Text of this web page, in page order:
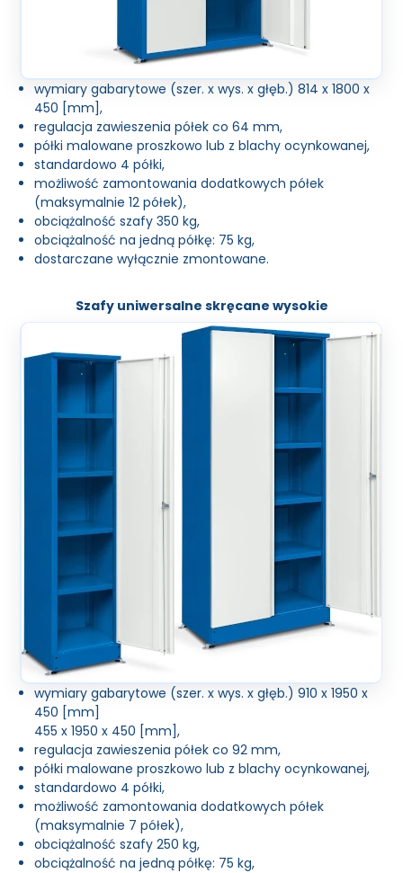
wymiary gabarytowe (szer. x wys. x głęb.) 814 x 1800 x
450 [mm],
regulacja zawieszenia półek co 64 mm,
półki malowane proszkowo lub z blachy ocynkowanej,
standardowo 4 półki,
możliwość zamontowania dodatkowych półek
(maksymalnie 12 półek),
obciążalność szafy 350 kg,
obciążalność na jedną półkę: 75 kg,
dostarczane wyłącznie zmontowane.
Szafy uniwersalne skręcane wysokie
wymiary gabarytowe (szer. x wys. x głęb.) 910 x 1950 x
450 [mm]
455 x 1950 x 450 [mm],
regulacja zawieszenia półek co 92 mm,
półki malowane proszkowo lub z blachy ocynkowanej,
standardowo 4 półki,
możliwość zamontowania dodatkowych półek
(maksymalnie 7 półek),
obciążalność szafy 250 kg,
obciążalność na jedną półkę: 75 kg,